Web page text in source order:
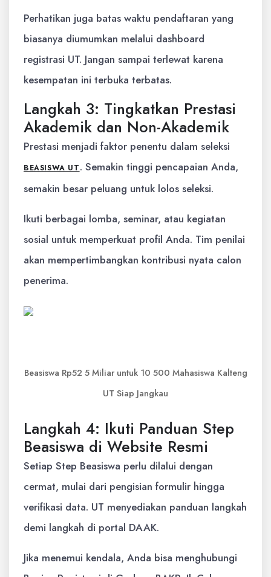
Perhatikan juga batas waktu pendaftaran yang
biasanya diumumkan melalui dashboard
registrasi UT. Jangan sampai terlewat karena
kesempatan ini terbuka terbatas.
Langkah 3: Tingkatkan Prestasi
Akademik dan Non-Akademik
Prestasi menjadi faktor penentu dalam seleksi
BEASISWA UT. Semakin tinggi pencapaian Anda,
semakin besar peluang untuk lolos seleksi.
Ikuti berbagai lomba, seminar, atau kegiatan
sosial untuk memperkuat profil Anda. Tim penilai
akan mempertimbangkan kontribusi nyata calon
penerima.
Beasiswa Rp52 5 Miliar untuk 10 500 Mahasiswa Kalteng
UT Siap Jangkau
Langkah 4: Ikuti Panduan Step
Beasiswa di Website Resmi
Setiap Step Beasiswa perlu dilalui dengan
cermat, mulai dari pengisian formulir hingga
verifikasi data. UT menyediakan panduan langkah
demi langkah di portal DAAK.
Jika menemui kendala, Anda bisa menghubungi